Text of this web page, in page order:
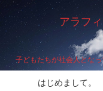
アラフ
子どもたちが社会人とな
はじめまして。